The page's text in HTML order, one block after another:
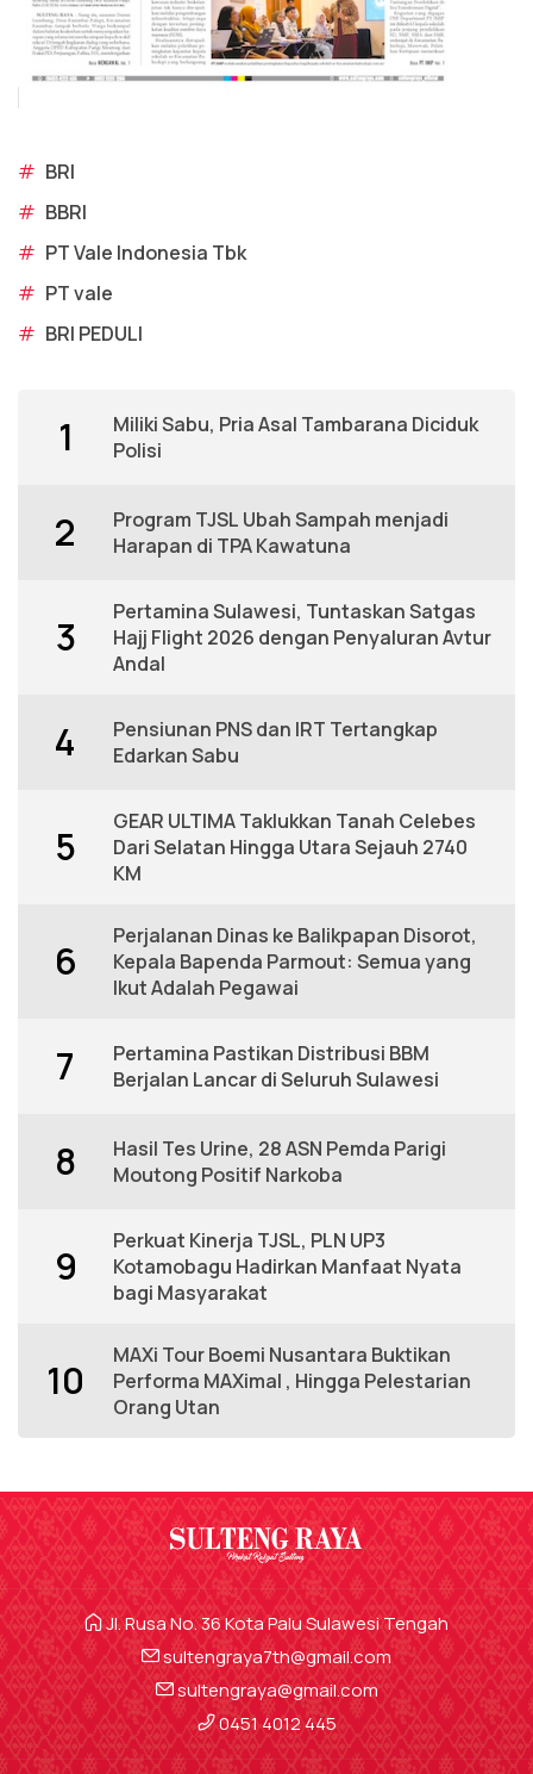
# BRI
# BBRI
# PT Vale Indonesia Tbk
# PT vale
# BRI PEDULI
1
Miliki Sabu, Pria Asal Tambarana Diciduk
Polisi
2
Program TJSL Ubah Sampah menjadi
Harapan di TPA Kawatuna
3
Pertamina Sulawesi, Tuntaskan Satgas
Hajj Flight 2026 dengan Penyaluran Avtur
Andal
4
Pensiunan PNS dan IRT Tertangkap
Edarkan Sabu
5
GEAR ULTIMA Taklukkan Tanah Celebes
Dari Selatan Hingga Utara Sejauh 2740
KM
6
Perjalanan Dinas ke Balikpapan Disorot,
Kepala Bapenda Parmout: Semua yang
Ikut Adalah Pegawai
7
Pertamina Pastikan Distribusi BBM
Berjalan Lancar di Seluruh Sulawesi
8
Hasil Tes Urine, 28 ASN Pemda Parigi
Moutong Positif Narkoba
9
Perkuat Kinerja TJSL, PLN UP3
Kotamobagu Hadirkan Manfaat Nyata
bagi Masyarakat
10
MAXi Tour Boemi Nusantara Buktikan
Performa MAXimal , Hingga Pelestarian
Orang Utan
Jl. Rusa No. 36 Kota Palu Sulawesi Tengah
sultengraya7th@gmail.com
sultengraya@gmail.com
0451 4012 445